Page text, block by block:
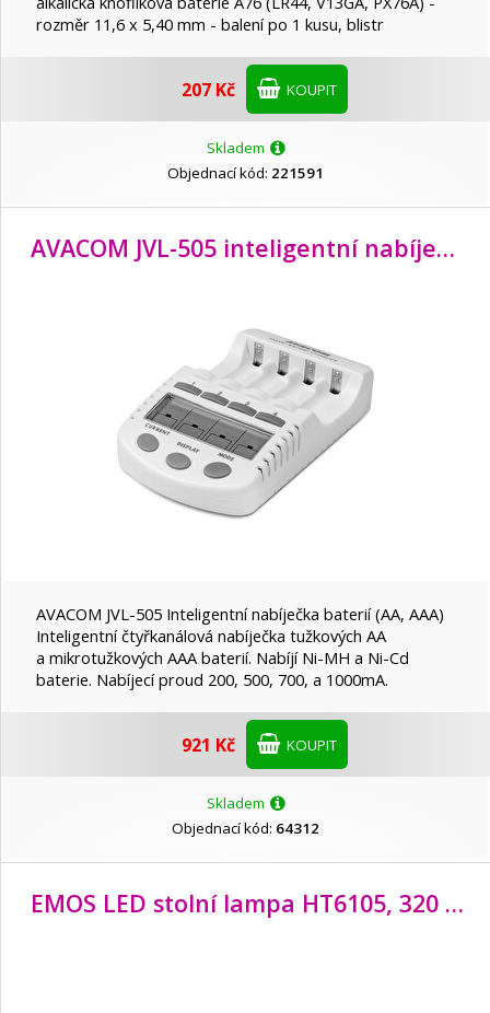
rozměr 11,6 x 5,40 mm - balení po 1 kusu, blistr
207 Kč KOUPIT
Skladem
Objednací kód: 221591
AVACOM JVL-505 inteligentní nabíječka baterií (AA, AAA)
AVACOM JVL-505 Inteligentní nabíječka baterií (AA, AAA)
Inteligentní čtyřkanálová nabíječka tužkových AA
a mikrotužkových AAA baterií. Nabíjí Ni-MH a Ni-Cd
baterie. Nabíjecí proud 200, 500, 700, a 1000mA.
921 Kč KOUPIT
Skladem
Objednací kód: 64312
EMOS LED stolní lampa HT6105, 320 lm, bílá